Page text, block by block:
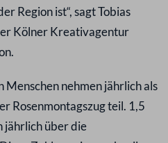
Region ist“, sagt Tobias
Kölner Kreativagentur
Menschen nehmen jährlich als
Rosenmontagszug teil. 1,5
jährlich über die